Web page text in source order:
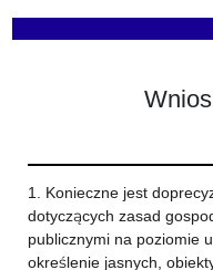
1. Konieczne jest
dotyczących zasad
publicznymi na poziomie
określenie jasnych,